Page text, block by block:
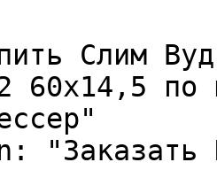
Слим Вуд
60х14,5
"Заказать